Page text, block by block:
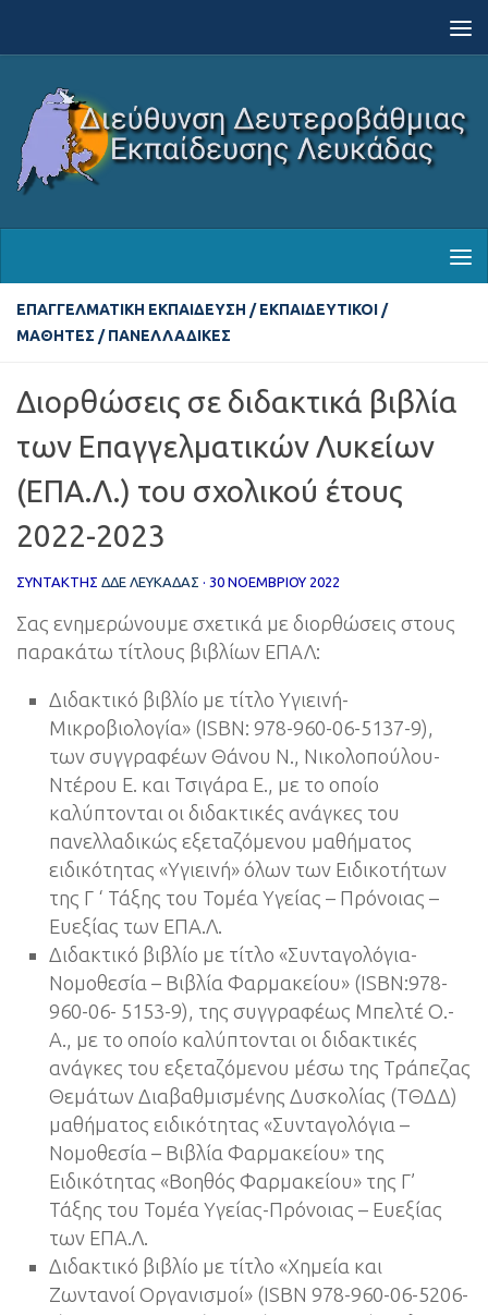
ΕΠΑΓΓΕΛΜΑΤΙΚΉ ΕΚΠΑΊΔΕΥΣΗ / ΕΚΠΑΙΔΕΥΤΙΚΟΊ /
ΜΑΘΗΤΈΣ / ΠΑΝΕΛΛΑΔΙΚΈΣ
Διορθώσεις σε διδακτικά βιβλία
των Επαγγελματικών Λυκείων
(ΕΠΑ.Λ.) του σχολικού έτους
2022-2023
ΣΥΝΤΆΚΤΗΣ ΔΔΕ ΛΕΥΚΑΔΑΣ · 30 ΝΟΕΜΒΡΊΟΥ 2022
Σας ενημερώνουμε σχετικά με διορθώσεις στους
παρακάτω τίτλους βιβλίων ΕΠΑΛ:
Διδακτικό βιβλίο με τίτλο Υγιεινή-
Μικροβιολογία» (ISBN: 978-960-06-5137-9),
των συγγραφέων Θάνου Ν., Νικολοπούλου-
Ντέρου Ε. και Τσιγάρα Ε., με το οποίο
καλύπτονται οι διδακτικές ανάγκες του
πανελλαδικώς εξεταζόμενου μαθήματος
ειδικότητας «Υγιεινή» όλων των Ειδικοτήτων
της Γ ‘ Τάξης του Τομέα Υγείας – Πρόνοιας –
Ευεξίας των ΕΠΑ.Λ.
Διδακτικό βιβλίο με τίτλο «Συνταγολόγια-
Νομοθεσία – Βιβλία Φαρμακείου» (ISBN:978-
960-06- 5153-9), της συγγραφέως Μπελτέ Ο.-
Α., με το οποίο καλύπτονται οι διδακτικές
ανάγκες του εξεταζόμενου μέσω της Τράπεζας
Θεμάτων Διαβαθμισμένης Δυσκολίας (ΤΘΔΔ)
μαθήματος ειδικότητας «Συνταγολόγια –
Νομοθεσία – Βιβλία Φαρμακείου» της
Ειδικότητας «Βοηθός Φαρμακείου» της Γ’
Τάξης του Τομέα Υγείας-Πρόνοιας – Ευεξίας
των ΕΠΑ.Λ.
Διδακτικό βιβλίο με τίτλο «Χημεία και
Ζωντανοί Οργανισμοί» (ISBN 978-960-06-5206-